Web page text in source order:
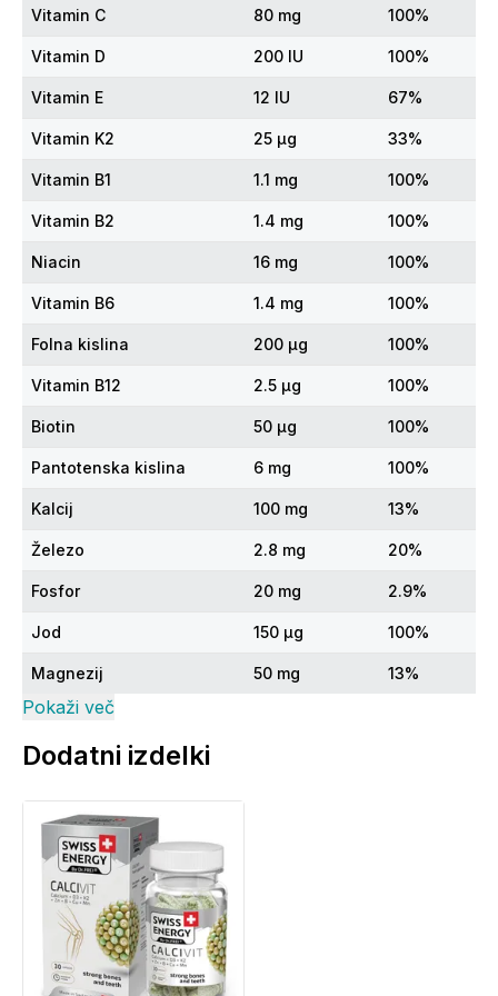
Vitamin C 80 mg 100%
Vitamin D 200 IU 100%
Vitamin E 12 IU 67%
Vitamin K2 25 μg 33%
Vitamin B1 1.1 mg 100%
Vitamin B2 1.4 mg 100%
Niacin 16 mg 100%
Vitamin B6 1.4 mg 100%
Folna kislina 200 μg 100%
Vitamin B12 2.5 μg 100%
Biotin 50 μg 100%
Pantotenska kislina 6 mg 100%
Kalcij 100 mg 13%
Železo 2.8 mg 20%
Fosfor 20 mg 2.9%
Jod 150 μg 100%
Magnezij 50 mg 13%
Cink
Selen
Baker
Mangan
Krom
Molibden
Kalij
Pokaži več
Dodatni izdelki